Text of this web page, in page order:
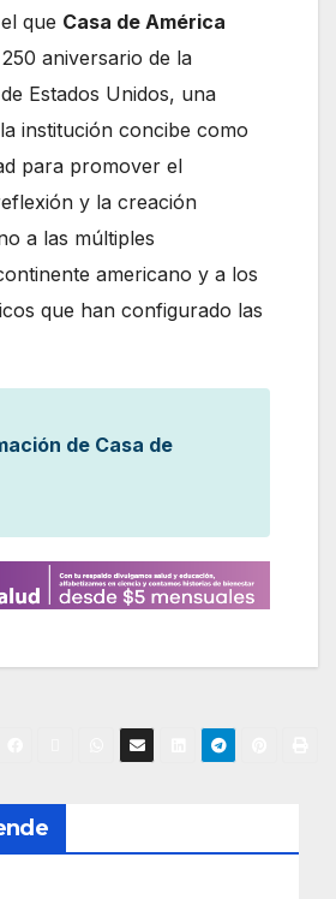
que Casa de América
aniversario de la
Estados Unidos, una
institución concibe como
para promover el
y la creación
a las múltiples
americano y a los
que han configurado las
de Casa de